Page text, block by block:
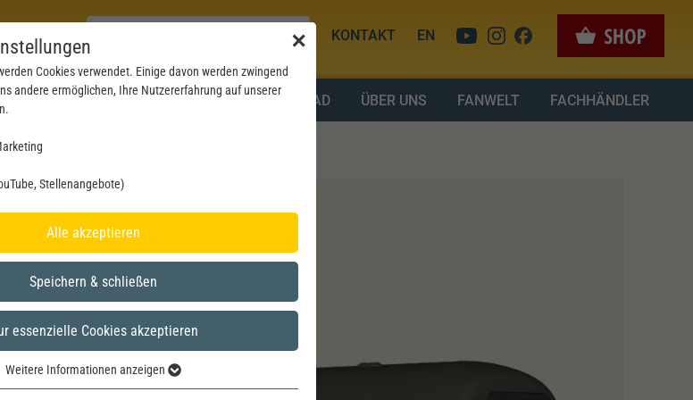
KONTAKT EN
AKTUELLES SERVICE DOWNLOAD ÜBER UNS FANWELT FACHHÄNDLER
✕
Cookies verwendet. Einige davon werden zwingend
andere ermöglichen, Ihre Nutzererfahrung auf unserer
Stellenangebote)
Alle akzeptieren
Speichern & schließen
essenzielle Cookies akzeptieren
Weitere Informationen anzeigen